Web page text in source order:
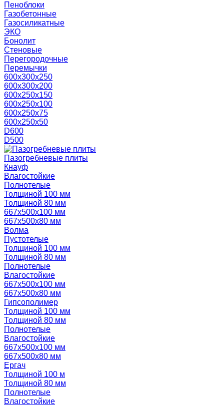
Пеноблоки
Газобетонные
Газосиликатные
ЭКО
Бонолит
Стеновые
Перегородочные
Перемычки
600х300х250
600х300х200
600х250х150
600х250х100
600х250х75
600х250х50
D600
D500
Пазогребневые плиты
Кнауф
Влагостойкие
Полнотелые
Толщиной 100 мм
Толщиной 80 мм
667х500х100 мм
667х500х80 мм
Волма
Пустотелые
Толщиной 100 мм
Толщиной 80 мм
Полнотелые
Влагостойкие
667х500х100 мм
667х500х80 мм
Гипсополимер
Толщиной 100 мм
Толщиной 80 мм
Полнотелые
Влагостойкие
667х500х100 мм
667х500х80 мм
Ергач
Толщиной 100 м
Толщиной 80 мм
Полнотелые
Влагостойкие